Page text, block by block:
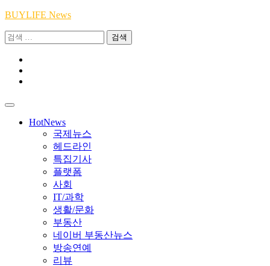
Skip
content
BUYLIFE News
검
HotNews
국제뉴스
헤드라인
특집기사
플랫폼
사회
IT/과학
생활/문화
부동산
네이버 부동산뉴스
방송연예
리뷰